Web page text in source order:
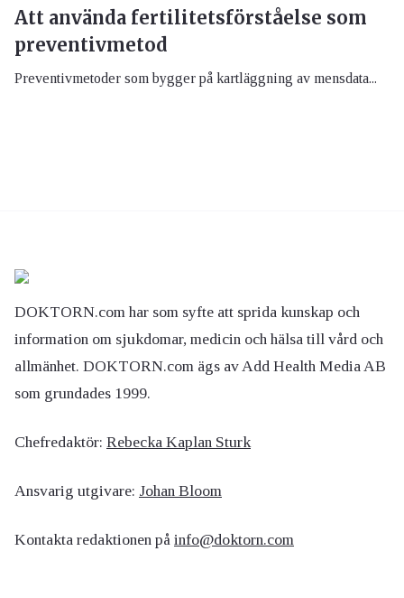
Att använda fertilitetsförståelse som
preventivmetod
Preventivmetoder som bygger på kartläggning av mensdata...
DOKTORN.com har som syfte att sprida kunskap och
information om sjukdomar, medicin och hälsa till vård och
allmänhet. DOKTORN.com ägs av Add Health Media AB
som grundades 1999.
Chefredaktör: Rebecka Kaplan Sturk
Ansvarig utgivare: Johan Bloom
Kontakta redaktionen på info@doktorn.com